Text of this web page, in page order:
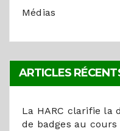
Médias
ARTICLES
La HARC clarifie la
de badges au